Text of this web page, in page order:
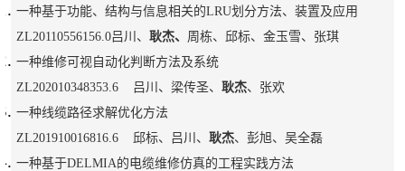
一种基于功能、结构与信息相关的LRU划分方法、装置及应用
ZL20110556156.0吕川、 耿杰、 周栋、邱标、金玉雪、张琪
一种维修可视自动化判断方法及系统
ZL202010348353.6 吕川、梁传圣、 耿杰、张欢
一种线缆路径求解优化方法
ZL201910016816.6 邱标、吕川、 耿杰、彭旭、吴全磊
一种基于DELMIA的电缆维修仿真的工程实践方法